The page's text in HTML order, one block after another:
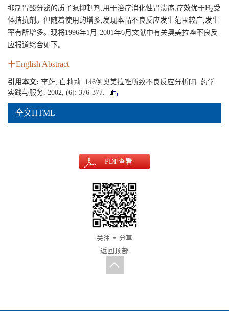
抑制胃酸分泌的质子泵抑制剂,用于治疗消化性胃溃疡,疗效优于H2受
体拮抗剂。但随着使用的增多,发现本品不良反应发生范围较广,发生
率有所增多。现将1996年1月-2001年6月文献中有关奥美拉唑不良反
应报道综合如下。
English Abstract
引用本文: 李蔚, 白莉莉. 146例奥美拉唑所致不良反应分析[J]. 药学
实践与服务, 2002, (6): 376-377.
全文HTML
PDF查看
关注
分享
返回顶部